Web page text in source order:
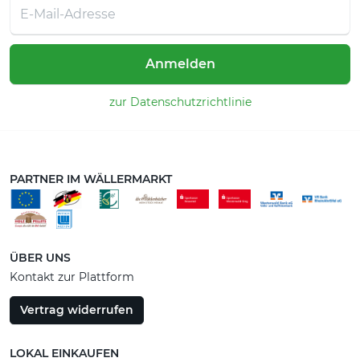
Anmelden
zur Datenschutzrichtlinie
PARTNER IM WÄLLERMARKT
ÜBER UNS
Kontakt zur Plattform
Vertrag widerrufen
LOKAL EINKAUFEN